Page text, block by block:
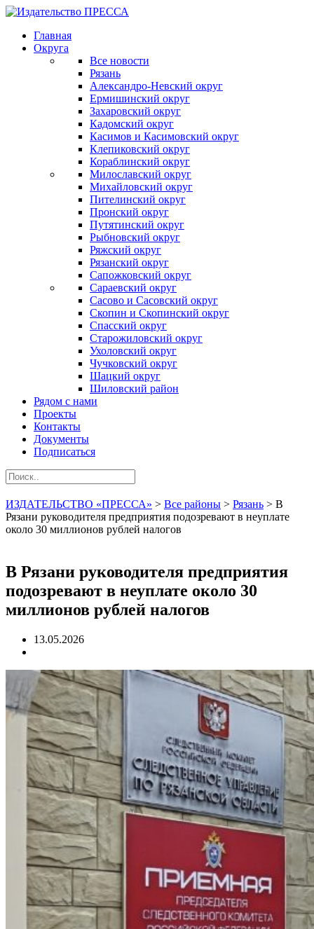
Главная
Округа
Все новости
Рязань
Александро-Невский округ
Ермишинский округ
Захаровский округ
Кадомский округ
Касимов и Касимовский округ
Клепиковский округ
Кораблинский округ
Милославский округ
Михайловский округ
Пителинский округ
Пронский округ
Путятинский округ
Рыбновский округ
Ряжский округ
Рязанский округ
Сапожковский округ
Сараевский округ
Сасово и Сасовский округ
Скопин и Скопинский округ
Спасский округ
Старожиловский округ
Ухоловский округ
Чучковский округ
Шацкий округ
Шиловский район
Рядом с нами
Проекты
Контакты
Документы
Подписаться
ИЗДАТЕЛЬСТВО «ПРЕССА» > Все районы > Рязань > В
Рязани руководителя предприятия подозревают в неуплате
около 30 миллионов рублей налогов
В Рязани руководителя предприятия
подозревают в неуплате около 30
миллионов рублей налогов
13.05.2026